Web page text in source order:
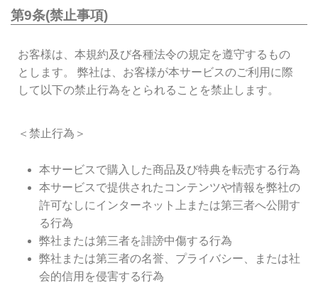
第9条(禁止事項)
お客様は、本規約及び各種法令の規定を遵守するもの
とします。 弊社は、お客様が本サービスのご利用に際
して以下の禁止行為をとられることを禁止します。
＜禁止行為＞
本サービスで購入した商品及び特典を転売する行為
本サービスで提供されたコンテンツや情報を弊社の
許可なしにインターネット上または第三者へ公開す
る行為
弊社または第三者を誹謗中傷する行為
弊社または第三者の名誉、プライバシー、または社
会的信用を侵害する行為